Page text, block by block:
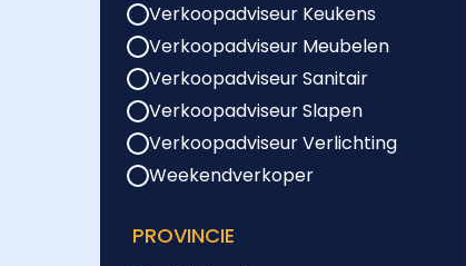
Verkoopadviseur Keukens
Verkoopadviseur Meubelen
Verkoopadviseur Sanitair
Verkoopadviseur Slapen
Verkoopadviseur Verlichting
Weekendverkoper
PROVINCIE